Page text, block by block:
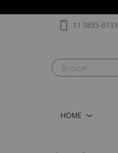
11 3835-6133
HOME